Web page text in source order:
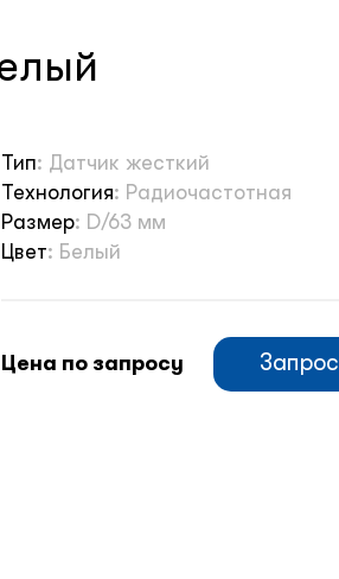
Тип: Датчик жесткий
Технология: Радиочастотная
Размер: D/63 мм
Цвет: Белый
Цена по запросу Запрос